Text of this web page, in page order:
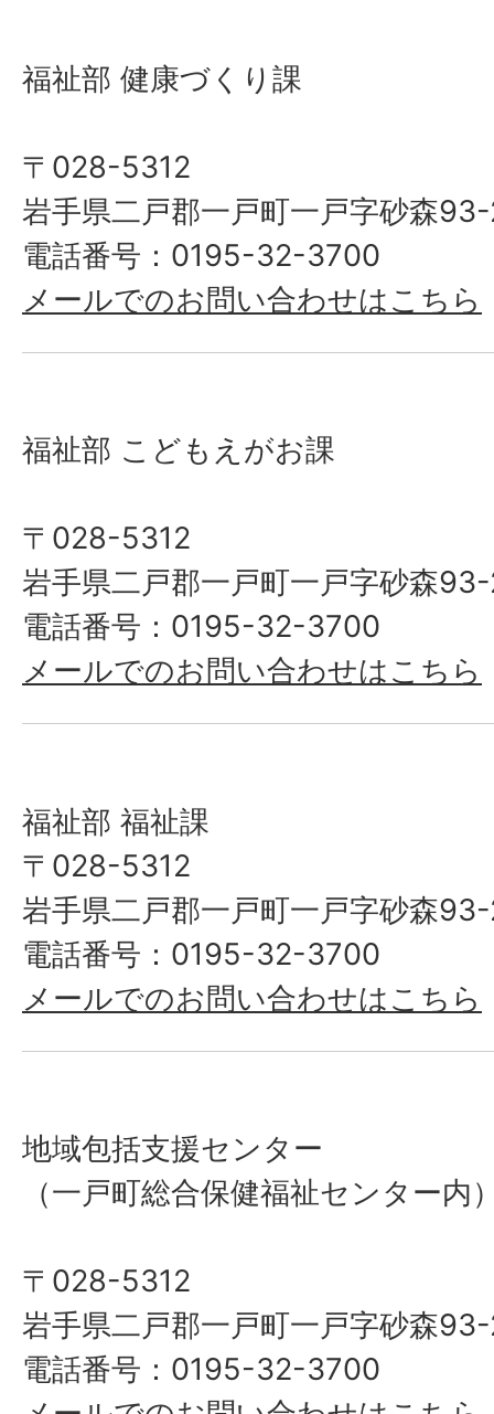
福祉部 健康づくり課
〒028-5312
岩手県二戸郡一戸町一戸字砂森
電話番号：0195-32-3700
メールでのお問い合わせはこちら
福祉部 こどもえがお課
〒028-5312
岩手県二戸郡一戸町一戸字砂森
電話番号：0195-32-3700
メールでのお問い合わせはこちら
福祉部 福祉課
〒028-5312
岩手県二戸郡一戸町一戸字砂森
電話番号：0195-32-3700
メールでのお問い合わせはこちら
地域包括支援センター
（一戸町総合保健福祉センター内
〒028-5312
岩手県二戸郡一戸町一戸字砂森
電話番号：0195-32-3700